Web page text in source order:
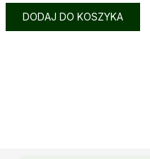
DODAJ DO KOSZYKA